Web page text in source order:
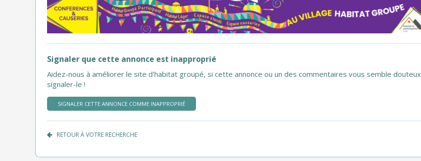
Signaler que cette annonce est inapproprié
Aidez-nous à améliorer le site d'habitat groupé, si cette annonce ou un des commentaires vous semble douteux
signaler-le !
SIGNALER CETTE ANNONCE COMME INAPPROPRIÉ
RETOUR À VOTRE RECHERCHE